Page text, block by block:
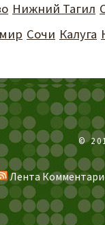
Нижний Тагил
Сочи Калуга
©
Лента